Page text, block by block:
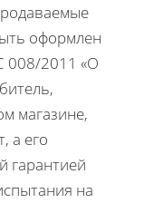
оформлен
008/2011 «О
магазине,
а его
гарантией
на